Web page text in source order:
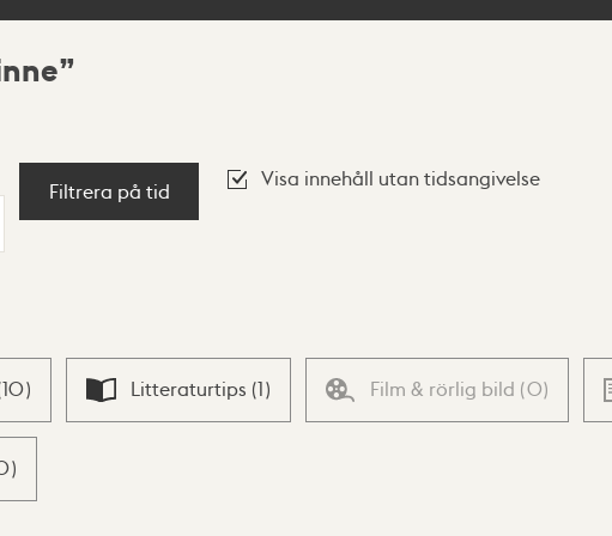
Filtrera på tid
Visa innehåll utan tidsangivelse
10) Litteraturtips (1) Film & rörlig bild (0)
)